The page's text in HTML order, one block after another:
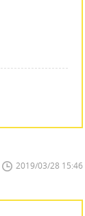
2019/03/28 15:46